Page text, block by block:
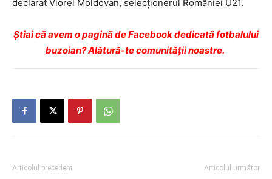
declarat Viorel Moldovan, selecţionerul României U21.
Ştiai că avem o pagină de Facebook dedicată fotbalului
buzoian? Alătură-te comunității noastre.
Articolul precedent Articolul următor